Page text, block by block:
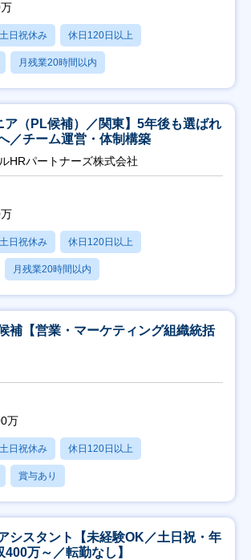
土日祝休み 休日120日以上
月残業20時間以内
ア（PL候補）／関東】5年後も選ばれ
／チーム運営・体制構築
HRパートナーズ株式会社
土日祝休み 休日120日以上
月残業20時間以内
補【営業・マーケティング組織統括
万
土日祝休み 休日120日以上
賞与あり
シスタント【未経験OK／土日祝・年
万～／転勤なし】